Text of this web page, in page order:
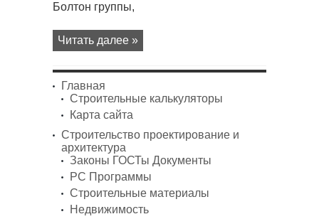
Болтон группы,
Читать далее »
Главная
Строительные калькуляторы
Карта сайта
Строительство проектирование и
архитектура
Законы ГОСТы Документы
PC Программы
Строительные материалы
Недвижимость